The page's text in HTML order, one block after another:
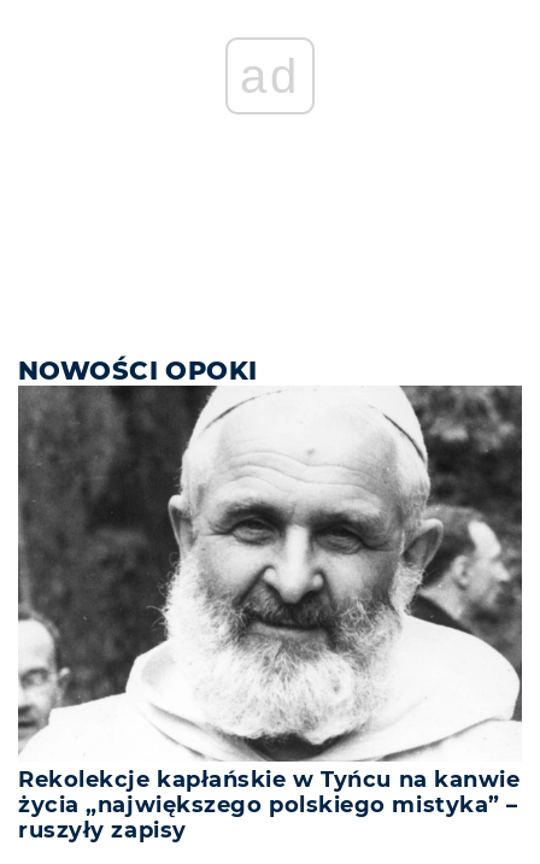
ad
NOWOŚCI OPOKI
Rekolekcje kapłańskie w Tyńcu na kanwie
życia „największego polskiego mistyka” –
ruszyły zapisy